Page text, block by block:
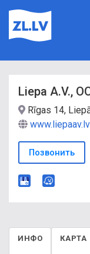
Liepa A.V.,
Rīgas 14,
www.liepaav.lv
Позвонить
ИНФО КАРТА